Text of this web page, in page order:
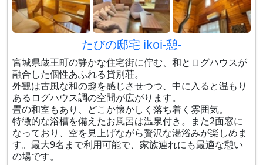
たびの邸宅 ikoi-憩-
宮城県蔵王町の静かな住宅街に佇む、和とログハウスが
融合した個性あふれる貸別荘。
外観は古風な和の趣を感じさせつつ、中に入ると温もり
あるログハウス調の空間が広がります。
畳の和室もあり、どこか懐かしく落ち着く雰囲気。
特徴的な浴槽を備えたお風呂は温泉付き。また2面窓に
なっており、空を見上げながら贅沢な湯浴みが楽しめま
す。最大9名まで利用可能で、家族連れにも最適な憩い
の場です。